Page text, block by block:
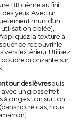
BB crème au fini
yeux. Avec un
muni d’un
ciblée),
la texture à
de recouvrir le
l’extérieur. Utilisez
poudre bronzante sur
des lèvrespuis
un gloss effet
à ongles ton sur ton
notre cas, nous